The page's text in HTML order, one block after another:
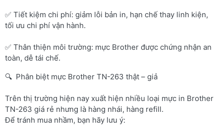
✅ Tiết kiệm chi phí: giảm lỗi bản in, hạn chế thay linh kiện,
tối ưu chi phí vận hành.
✅ Thân thiện môi trường: mực Brother được chứng nhận an
toàn, dễ tái chế.
🔍 Phân biệt mực Brother TN-263 thật – giả
Trên thị trường hiện nay xuất hiện nhiều loại mực in Brother
TN-263 giá rẻ nhưng là hàng nhái, hàng refill.
Để tránh mua nhầm, bạn hãy lưu ý: